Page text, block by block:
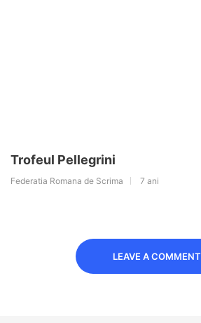
Trofeul Pellegrini
Federatia Romana de Scrima 7 ani
LEAVE A COMMENT